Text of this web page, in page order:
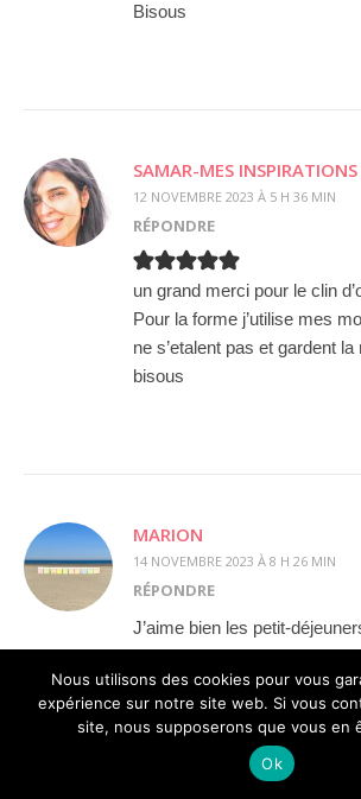
Bisous
SAMAR-MES
12 NOVEMBRE 2023 À 5 H 36 MIN
RÉPONDRE
un grand merci pour le clin
Pour la forme j’utilise mes
ne s’etalent pas et gardent
bisous
MARION
14 NOVEMBRE 2023 À 8 H 26 MIN
RÉPONDRE
J’aime bien les petit-
rassasiants à mon goût que
sucrés. Moi, je vois bien tes
pré-sport. Ils sont très
Bonne journée, bises.
Nous utilisons des cookies pour vous
expérience sur notre site web. Si vous
site, nous supposerons que vous en
Ok